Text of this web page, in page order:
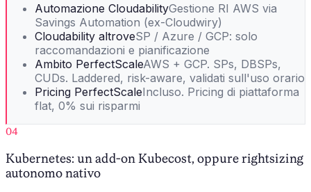
Automazione CloudabilityGestione RI AWS via
Savings Automation (ex-Cloudwiry)
Cloudability altroveSP / Azure / GCP: solo
raccomandazioni e pianificazione
Ambito PerfectScaleAWS + GCP. SPs, DBSPs,
CUDs. Laddered, risk-aware, validati sull'uso orario
Pricing PerfectScaleIncluso. Pricing di piattaforma
flat, 0% sui risparmi
04
Kubernetes: un add-on Kubecost, oppure rightsizing
autonomo nativo